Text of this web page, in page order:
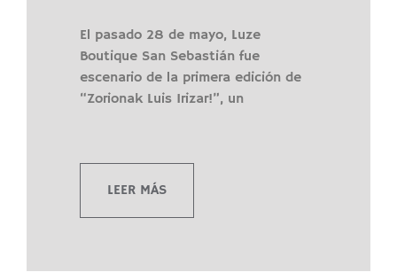
El pasado 28 de mayo, Luze
Boutique San Sebastián fue
escenario de la primera edición de
“Zorionak Luis Irizar!”, un
LEER MÁS